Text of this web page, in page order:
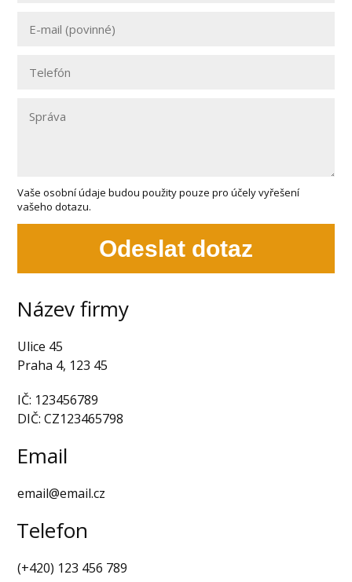
Vaše osobní údaje budou použity pouze pro účely vyřešení
vašeho dotazu.
Odeslat dotaz
Název firmy
Ulice 45
Praha 4, 123 45
IČ: 123456789
DIČ: CZ123465798
Email
email@email.cz
Telefon
(+420) 123 456 789